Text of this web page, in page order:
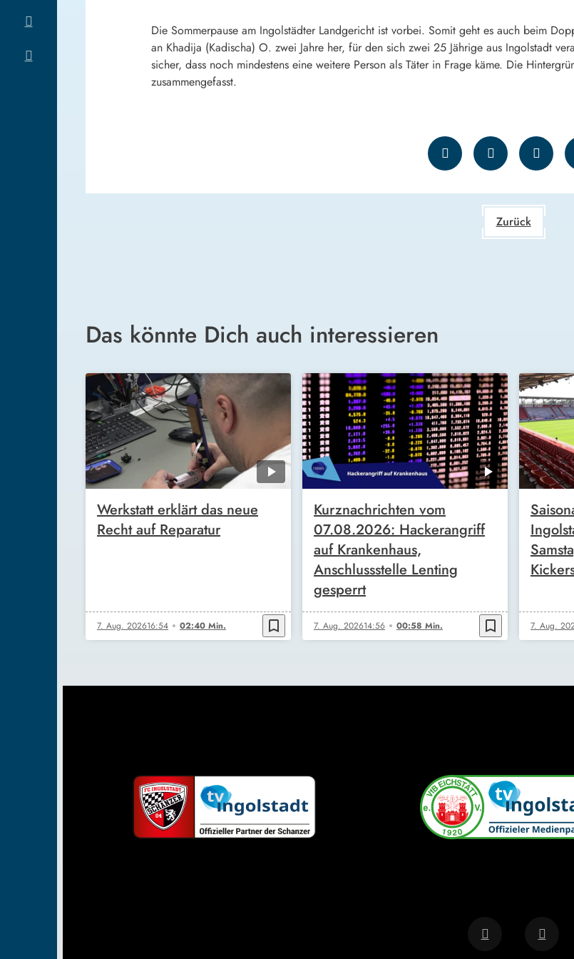
Die Sommerpause am Ingolstädter Landgericht ist vorbei. Somit geht es auch beim
an Khadija (Kadischa) O. zwei Jahre her, für den sich zwei 25 Jährige aus Ingolstadt
sicher, dass noch mindestens eine weitere Person als Täter in Frage käme. Die
zusammengefasst.
Zurück
Das könnte Dich auch interessieren
Werkstatt erklärt das neue
Recht auf Reparatur
7. Aug. 202616:54 02:40 Min. bookmark_border
Kurznachrichten vom
07.08.2026: Hackerangriff
auf Krankenhaus,
Anschlussstelle Lenting
gesperrt
7. Aug. 202614:56 00:58 Min. bookmark_border 7. Aug.